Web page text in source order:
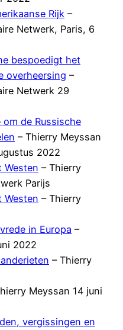
Rijk –
Netwerk, Paris, 6
bespoedigt het
overheersing –
Netwerk 29
de Russische
– Thierry Meyssan
2022
Westen – Thierry
Parijs
Westen – Thierry
in Europa –
2022
– Thierry
Meyssan 14 juni
vergissingen en